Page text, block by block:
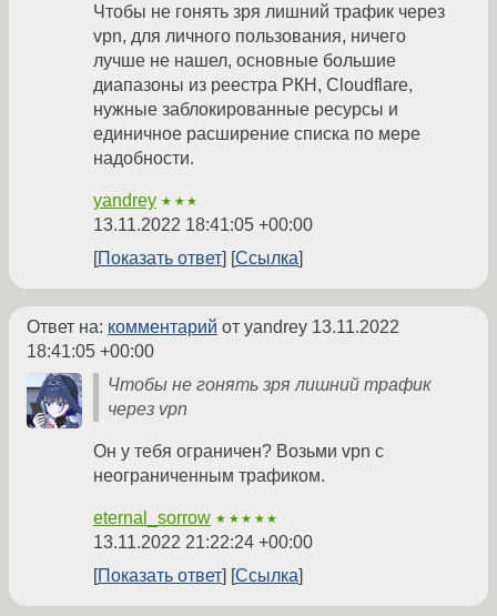
Чтобы не гонять зря лишний трафик через
vpn, для личного пользования, ничего
лучше не нашел, основные большие
диапазоны из реестра РКН, Cloudflare,
нужные заблокированные ресурсы и
единичное расширение списка по мере
надобности.
yandrey ★★★
13.11.2022 18:41:05 +00:00
Показать ответ
Ссылка
Ответ на: комментарий от yandrey 13.11.2022
18:41:05 +00:00
Чтобы не гонять зря лишний трафик
через vpn
Он у тебя ограничен? Возьми vpn с
неограниченным трафиком.
eternal_sorrow ★★★★★
13.11.2022 21:22:24 +00:00
Показать ответ
Ссылка